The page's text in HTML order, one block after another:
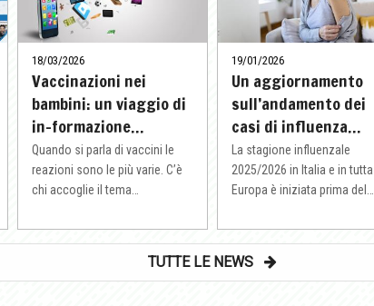
18/03/2026
Vaccinazioni nei
bambini: un viaggio di
in-formazione…
Quando si parla di vaccini le
reazioni sono le più varie. C’è
chi accoglie il tema…
19/01/2026
Un aggiornamento
sull’andamento dei
casi di influenza…
La stagione influenzale
2025/2026 in Italia e in tutta
Europa è iniziata prima del…
TUTTE LE NEWS